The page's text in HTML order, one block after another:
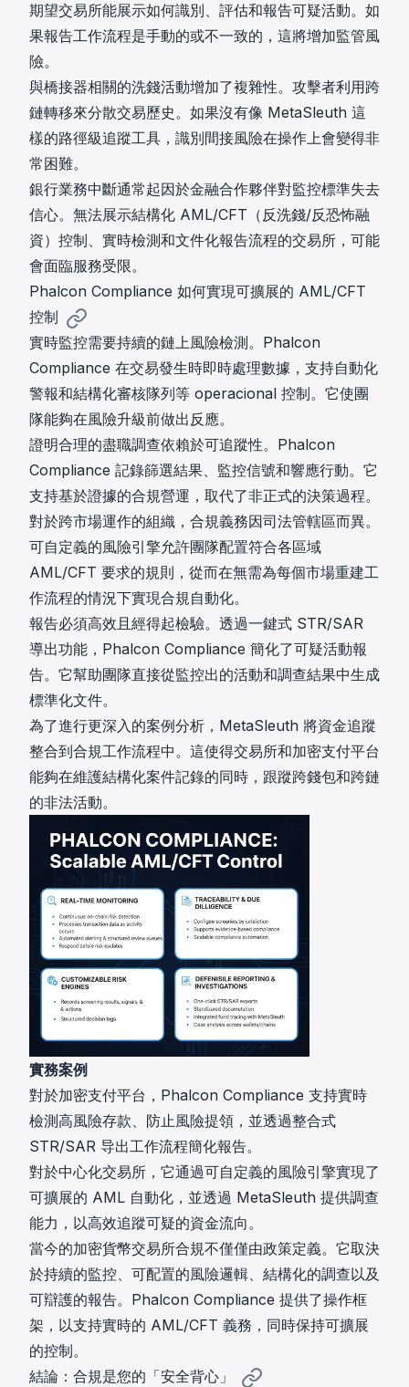
期望交易所能展示如何識別、評估和報告可疑活動。如
果報告工作流程是手動的或不一致的，這將增加監管風
險。
與橋接器相關的洗錢活動增加了複雜性。攻擊者利用跨
鏈轉移來分散交易歷史。如果沒有像 MetaSleuth 這
樣的路徑級追蹤工具，識別間接風險在操作上會變得非
常困難。
銀行業務中斷通常起因於金融合作夥伴對監控標準失去
信心。無法展示結構化 AML/CFT（反洗錢/反恐怖融
資）控制、實時檢測和文件化報告流程的交易所，可能
會面臨服務受限。
Phalcon Compliance 如何實現可擴展的 AML/CFT
控制
實時監控需要持續的鏈上風險檢測。 Phalcon
Compliance 在交易發生時即時處理數據，支持自動化
警報和結構化審核隊列等 operacional 控制。它使團
隊能夠在風險升級前做出反應。
證明合理的盡職調查依賴於可追蹤性。Phalcon
Compliance 記錄篩選結果、監控信號和響應行動。它
支持基於證據的合規營運，取代了非正式的決策過程。
對於跨市場運作的組織，合規義務因司法管轄區而異。
可自定義的風險引擎允許團隊配置符合各區域
AML/CFT 要求的規則，從而在無需為每個市場重建工
作流程的情況下實現合規自動化。
報告必須高效且經得起檢驗。透過一鍵式 STR/SAR
導出功能，Phalcon Compliance 簡化了可疑活動報
告。它幫助團隊直接從監控出的活動和調查結果中生成
標準化文件。
為了進行更深入的案例分析，MetaSleuth 將資金追蹤
整合到合規工作流程中。這使得交易所和加密支付平台
能夠在維護結構化案件記錄的同時，跟蹤跨錢包和跨鏈
的非法活動。
實務案例
對於加密支付平台，Phalcon Compliance 支持實時
檢測高風險存款、防止風險提領，並透過整合式
STR/SAR 导出工作流程簡化報告。
對於中心化交易所，它通過可自定義的風險引擎實現了
可擴展的 AML 自動化，並透過 MetaSleuth 提供調查
能力，以高效追蹤可疑的資金流向。
當今的加密貨幣交易所合規不僅僅由政策定義。它取決
於持續的監控、可配置的風險邏輯、結構化的調查以及
可辯護的報告。Phalcon Compliance 提供了操作框
架，以支持實時的 AML/CFT 義務，同時保持可擴展
的控制。
結論：合規是您的「安全背心」